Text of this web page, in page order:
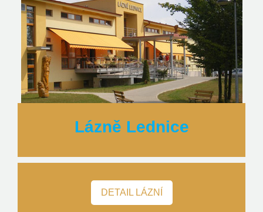
Lázně Lednice
DETAIL LÁZNÍ